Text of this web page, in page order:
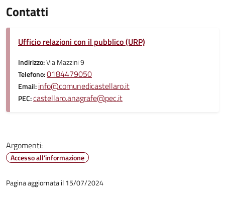
Contatti
Ufficio relazioni con il pubblico (URP)
Indirizzo:Via Mazzini 9
Telefono:0184479050
Email:info@comunedicastellaro.it
PEC:castellaro.anagrafe@pec.it
Argomenti:
Accesso all'informazione
Pagina aggiornata il 15/07/2024